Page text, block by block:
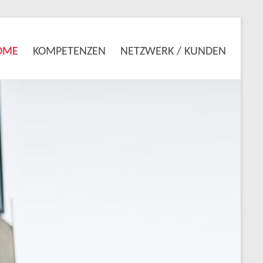
KOMPETENZEN NETZWERK / KUNDEN